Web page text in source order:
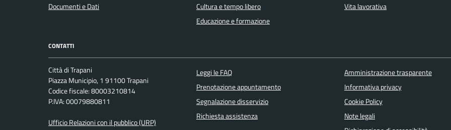
Documenti e Dati
Cultura e tempo libero
Educazione e formazione
Vita lavorativa
CONTATTI
Città di Trapani
Piazza Municipio, 1 91100 Trapani
Codice fiscale: 80003210814
P.IVA: 00079880811
Ufficio Relazioni con il pubblico (URP)
Leggi le FAQ
Prenotazione appuntamento
Segnalazione disservizio
Richiesta assistenza
Amministrazione trasparente
Informativa privacy
Cookie Policy
Note legali